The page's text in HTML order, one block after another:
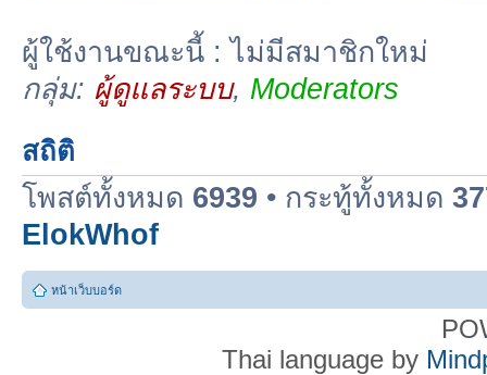
ผู้ใช้งานขณะนี้ : ไม่มีสมาชิกใหม่
กลุ่ม: ผู้ดูแลระบบ, Moderators
สถิติ
โพสต์ทั้งหมด 6939 • กระทู้ทั้งหมด
ElokWhof
หน้าเว็บบอร์ด
Thai language by